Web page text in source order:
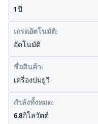
1 ปี
เกรดอัตโนมัติ:
อัตโนมัติ
ชื่อสินค้า:
เครื่องบ่มยูวี
กำลังทั้งหมด:
6.8กิโลวัตต์